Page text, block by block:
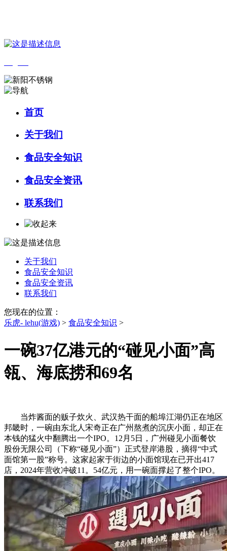
首页
关于我们
食品安全知识
食品安全资讯
联系我们
关于我们
食品安全知识
食品安全资讯
联系我们
您现在的位置：
乐虎- lehu(游戏) > 食品安全知识 >
一碗37亿港元的“碰见小面”高
瓴、海底捞和69名
当炸酱面的贩子炊火、武汉热干面的船埠江湖仍正在地区
邦畿时，一碗由东北人宋奇正在广州熬煮的沉庆小面，却正在
本钱的猛火中翻腾出一个IPO。12月5日，广州碰见小面餐饮
股份无限公司（下称“碰见小面”）正式登岸港股，摘得“中式
面馆第一股”称号。这家起家于街边的小面馆现在已开出417
店，2024年营收冲破11。54亿元，用一碗面撑起了整个IPO。